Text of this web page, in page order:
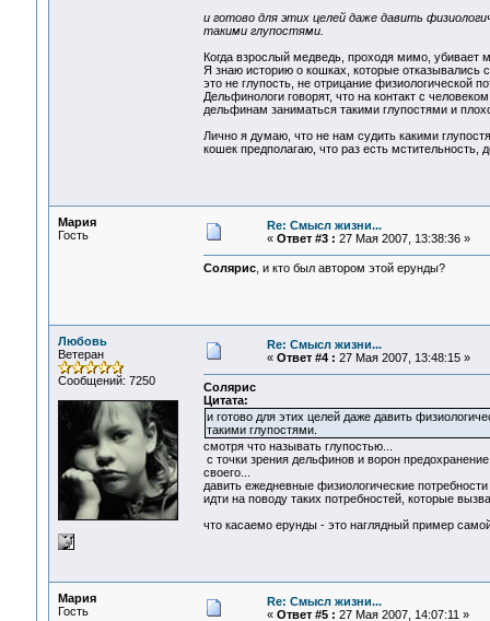
и готово для этих целей даже давить
такими глупостями.
Когда взрослый медведь, проходя мимо, убивает
Я знаю историю о кошках, которые отказывались
это не глупость, не отрицание физиологической
Дельфинологи говорят, что на контакт с
дельфинам заниматься такими глупостями и
Лично я думаю, что не нам судить какими
кошек предполагаю, что раз есть мстительность,
Мария
Гость
Re: Смысл жизни...
« Ответ #3 : 27 Мая 2007, 13:38:36 »
Солярис, и кто был автором этой ерунды?
Любовь
Ветеран
Сообщений: 7250
Re: Смысл жизни...
« Ответ #4 : 27 Мая 2007, 13:48:15 »
Солярис
Цитата:
и готово для этих целей даже давить
такими глупостями.
смотря что называть глупостью...
с точки зрения дельфинов и ворон
своего...
давить ежедневные физиологические
идти на поводу таких потребностей, которые
что касаемо ерунды - это наглядный пример
Мария
Гость
Re: Смысл жизни...
« Ответ #5 : 27 Мая 2007, 14:07:11 »